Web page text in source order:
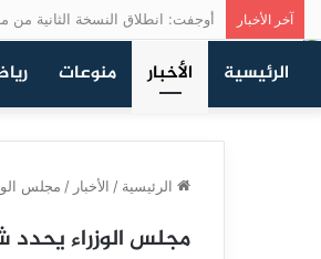
آخر الأخبار أوجفت: انطلاق النسخة الثانية من
الرئيسية الأخبار منوعات
الرئيسية / الأخبار / مجلس
مجلس الوزراء